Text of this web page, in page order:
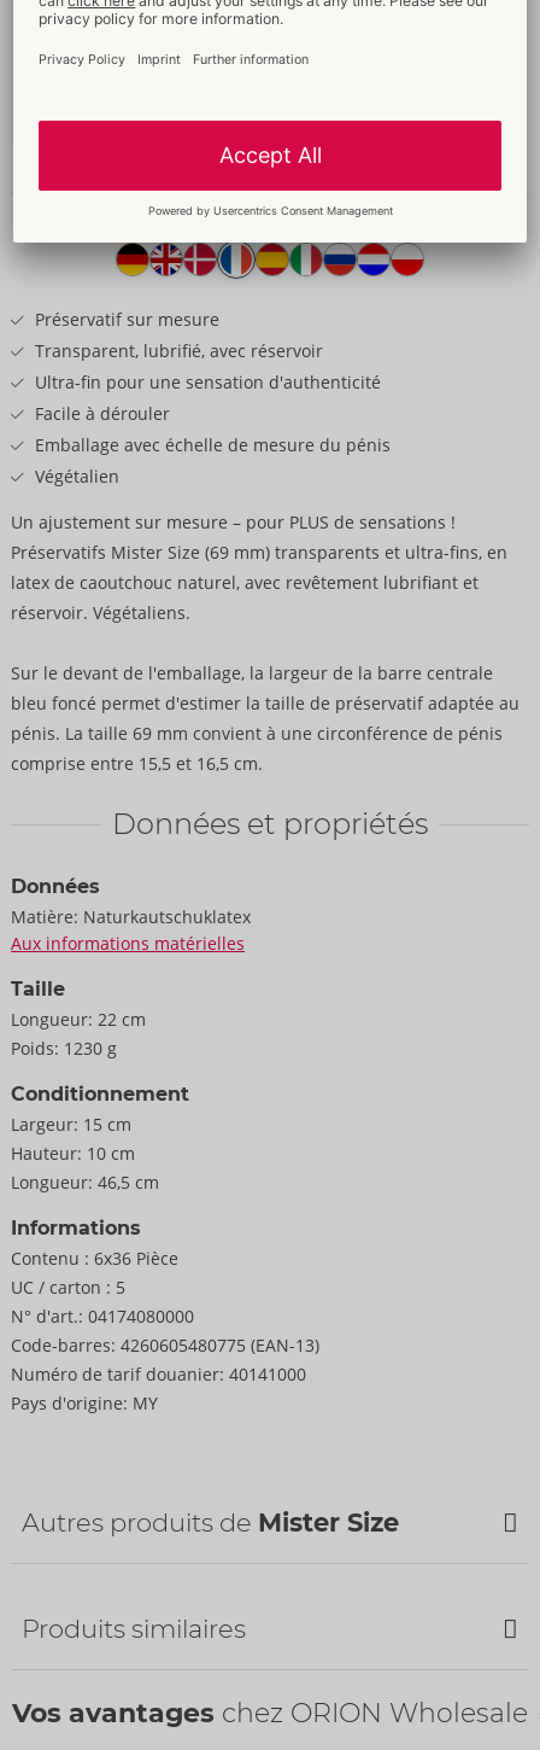
69 mm
Contenu: 100 Pièce
Informations détaillées
Texte
Préservatif sur mesure
Transparent, lubrifié, avec réservoir
Ultra-fin pour une sensation d'authenticité
Facile à dérouler
Emballage avec échelle de mesure du pénis
Végétalien
Un ajustement sur mesure – pour PLUS de sensations !
Préservatifs Mister Size (69 mm) transparents et ultra-fins, en
latex de caoutchouc naturel, avec revêtement lubrifiant et
réservoir. Végétaliens.
Sur le devant de l'emballage, la largeur de la barre centrale
bleu foncé permet d'estimer la taille de préservatif adaptée au
pénis. La taille 69 mm convient à une circonférence de pénis
comprise entre 15,5 et 16,5 cm.
Données et propriétés
Données
Matière: Naturkautschuklatex
Aux informations matérielles
Taille
Longueur: 22 cm
Poids: 1230 g
Conditionnement
Largeur: 15 cm
Hauteur: 10 cm
Longueur: 46,5 cm
Informations
Contenu : 6x36 Pièce
UC / carton : 5
N° d'art.: 04174080000
Code-barres: 4260605480775 (EAN-13)
Numéro de tarif douanier: 40141000
Pays d'origine: MY
Autres produits de Mister Size
Produits similaires
Vos avantages chez ORION Wholesale